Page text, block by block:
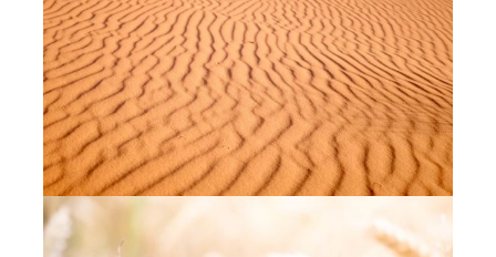
L’AVANCÉE DU DÉSERT
Sous l’effet du réchauffement climatique et
de l’agriculture intensive, le désert ne cesse
de gagner du terrain. Progressant de
presque 14 hectares toutes les heures, la
désertification menace ainsi les
populations vivant près des zones les plus